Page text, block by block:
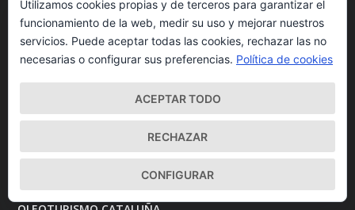
OLEOTURISMO CASTILLA-LA MANCHA
Oleoturismo Ciudad Real
Oleoturismo Toledo
OLEOTURISMO CASTILLA-LEÓN
Oleoturismo Burgos
Utilizamos cookies propias y de terceros para garantizar el
funcionamiento de la web, medir su uso y mejorar nuestros
servicios. Puede aceptar todas las cookies, rechazar las no
necesarias o configurar sus preferencias. Política de cookies
ACEPTAR TODO
RECHAZAR
CONFIGURAR